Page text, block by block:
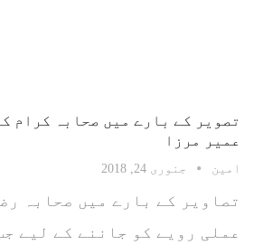
تصویر کے بارے میں صحابہ کرام
عمیر مرزا
امین جنوری 24, 2018
تصاویر کے بارے میں صحابہ
عملی رویے کو جاننے کے لیے